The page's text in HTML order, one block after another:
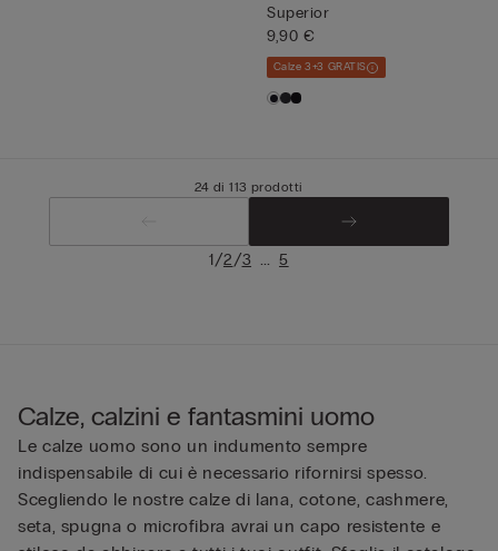
Superior
9,90 €
Calze 3+3 GRATIS
24 di 113 prodotti
1/2/3 ... 5
Calze, calzini e fantasmini uomo
Le calze uomo sono un indumento sempre
indispensabile di cui è necessario rifornirsi spesso.
Scegliendo le nostre calze di lana, cotone, cashmere,
seta, spugna o microfibra avrai un capo resistente e